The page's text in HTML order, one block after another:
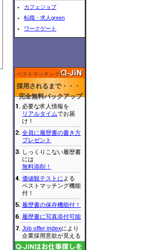
カフェジョブ
転職・求人green
ワークゲート
ベストマッチングの
採用されるまで・・・
完全無料バックアップ
必要な求人情報を
リアルタイムでお届
け！
全員に履歴書の書き方
プレゼント
しっくりこない履歴書
には
無料添削！
価値観テストによる
ベストマッチング機能
付！
履歴書の保存機能付！
履歴書に写真添付可能
Job offer indexにより
企業採用意欲が見える